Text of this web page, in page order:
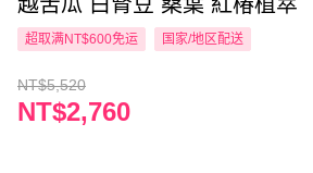
超取满NT$600免运 国家/地区配送
NT$5,520
NT$2,760